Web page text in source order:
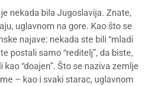
nekada bila Jugoslavija. Znate,
uglavnom na gore. Kao što se
najave: nekada ste bili “mladi
postali samo “reditelj”, da biste,
kao “doajen”. Što se naziva zemlje
– kao i svaki starac, uglavnom